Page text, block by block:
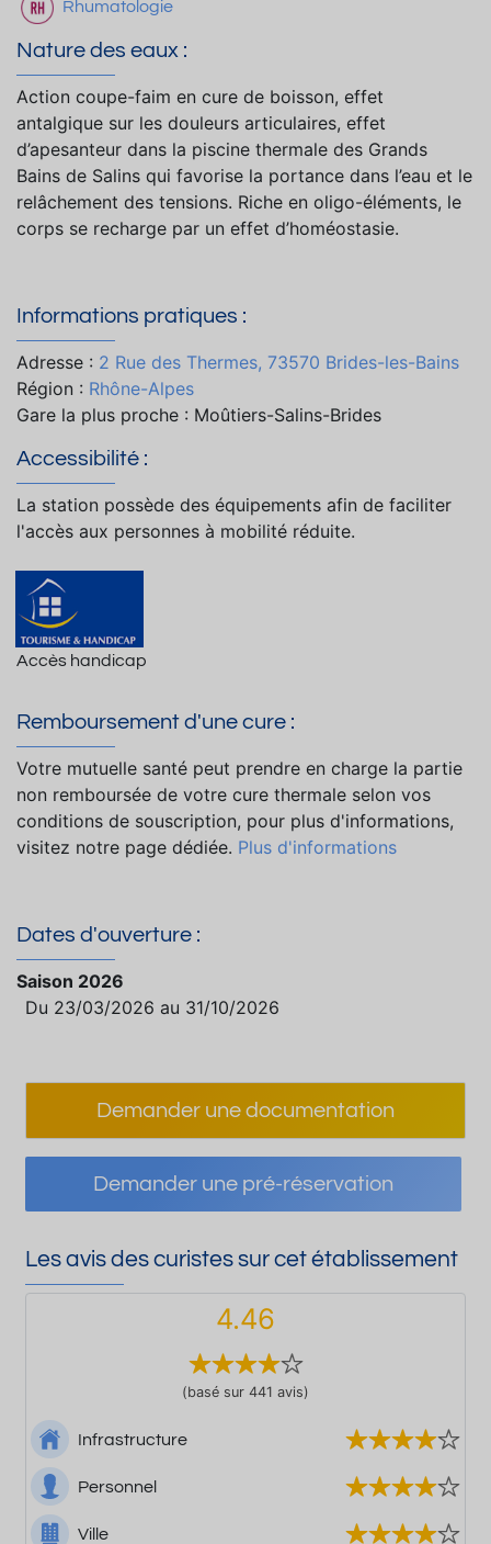
Rhumatologie
Nature des eaux :
Action coupe-faim en cure de boisson, effet
antalgique sur les douleurs articulaires, effet
d’apesanteur dans la piscine thermale des Grands
Bains de Salins qui favorise la portance dans l’eau et le
relâchement des tensions. Riche en oligo-éléments, le
corps se recharge par un effet d’homéostasie.
Informations pratiques :
Adresse : 2 Rue des Thermes, 73570 Brides-les-Bains
Région : Rhône-Alpes
Gare la plus proche : Moûtiers-Salins-Brides
Accessibilité :
La station possède des équipements afin de faciliter
l'accès aux personnes à mobilité réduite.
Accès handicap
Remboursement d'une cure :
Votre mutuelle santé peut prendre en charge la partie
non remboursée de votre cure thermale selon vos
conditions de souscription, pour plus d'informations,
visitez notre page dédiée. Plus d'informations
Dates d'ouverture :
Saison 2026
Du 23/03/2026 au 31/10/2026
Demander une documentation
Demander une pré-réservation
Les avis des curistes sur cet établissement
4.46
(basé sur 441 avis)
Infrastructure
Personnel
Ville